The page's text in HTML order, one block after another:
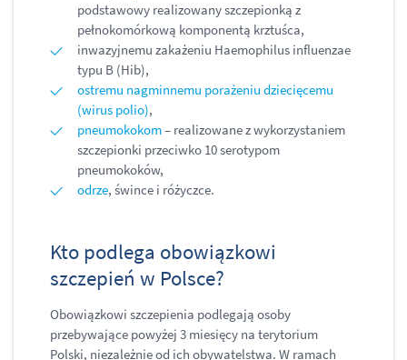
podstawowy realizowany szczepionką z
pełnokomórkową komponentą krztuśca,
inwazyjnemu zakażeniu Haemophilus influenzae
typu B (Hib),
ostremu nagminnemu porażeniu dziecięcemu
(wirus polio),
pneumokokom– realizowane z wykorzystaniem
szczepionki przeciwko 10 serotypom
pneumokoków,
odrze, śwince i różyczce.
Kto podlega obowiązkowi
szczepień w Polsce?
Obowiązkowi szczepienia podlegają osoby
przebywające powyżej 3 miesięcy na terytorium
Polski, niezależnie od ich obywatelstwa. W ramach